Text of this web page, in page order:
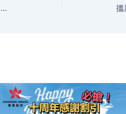
【韓亞航空】香港飛首爾來回機位$1,950(連稅$2,506)，2月尾至年尾出發。